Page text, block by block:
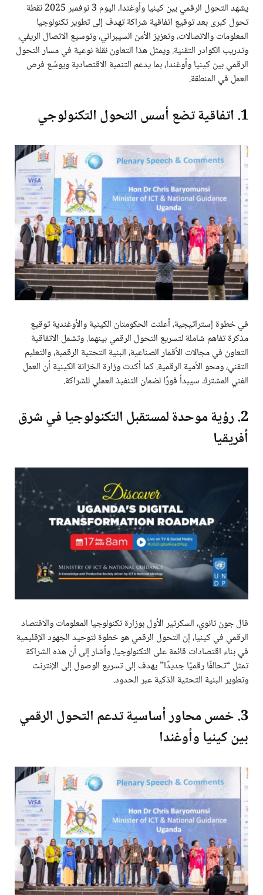
يشهد التحول الرقمي بين كينيا وأوغندا، اليوم 3 نوفمبر 2025 نقطة
تحول كبرى بعد توقيع اتفاقية شراكة تهدف إلى تطوير تكنولوجيا
المعلومات والاتصالات، وتعزيز الأمن السيبراني، وتوسيع الاتصال الريفي،
وتدريب الكوادر التقنية. ويمثل هذا التعاون نقلة نوعية في مسار التحول
الرقمي بين كينيا وأوغندا، بما يدعم التنمية الاقتصادية ويوسّع فرص
العمل في المنطقة.
1. اتفاقية تضع أسس التحول التكنولوجي
في خطوة إستراتيجية، أعلنت الحكومتان الكينية والأوغندية توقيع
مذكرة تفاهم شاملة لتسريع التحول الرقمي بينهما. وتشمل الاتفاقية
التعاون في مجالات الأقمار الصناعية، البنية التحتية الرقمية، والتعليم
التقني، ومحو الأمية الرقمية. كما أكدت وزارة الخزانة الكينية أن العمل
الفني المشترك سيبدأ فورًا لضمان التنفيذ العملي للشراكة.
2. رؤية موحدة لمستقبل التكنولوجيا في شرق
أفريقيا
قال جون تانوي، السكرتير الأول بوزارة تكنولوجيا المعلومات والاقتصاد
الرقمي في كينيا، إن التحول الرقمي هو خطوة لتوحيد الجهود الإقليمية
في بناء اقتصادات قائمة على التكنولوجيا. وأشار إلى أن هذه الشراكة
تمثل “تحالفًا رقميًا جديدًا” يهدف إلى تسريع الوصول إلى الإنترنت
وتطوير البنية التحتية الذكية عبر الحدود.
3. خمس محاور أساسية تدعم التحول الرقمي
بين كينيا وأوغندا